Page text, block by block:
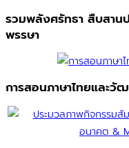
รวมพลังศรัทธา สืบสาน
พรรษา
การสอนภาษาไทยและวั